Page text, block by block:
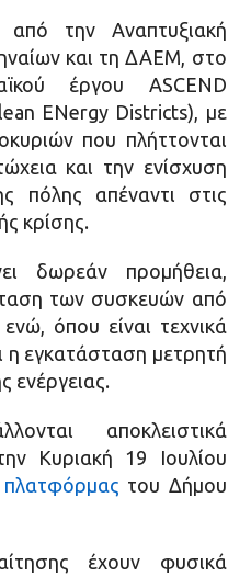
από την Αναπτυξιακή
και τη ΔΑΕΜ, στο
έργου ASCEND
ENergy Districts), με
που πλήττονται
και την ενίσχυση
πόλης απέναντι στις
κρίσης.
δωρεάν προμήθεια,
των συσκευών από
όπου είναι τεχνικά
η εγκατάσταση μετρητή
ενέργειας.
αποκλειστικά
Κυριακή 19 Ιουλίου
πλατφόρμας του Δήμου
έχουν φυσικά